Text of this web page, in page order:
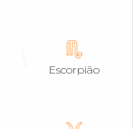
Escorpião